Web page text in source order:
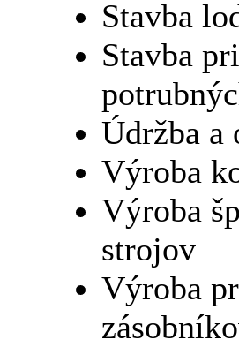
Stavba
Stavba
Údržba a
Výroba
Výroba
strojov
Výroba